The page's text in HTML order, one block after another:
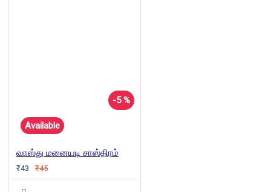
-5 %
Available
வாஸ்து மனையடி சாஸ்திரம்
₹43 ₹45